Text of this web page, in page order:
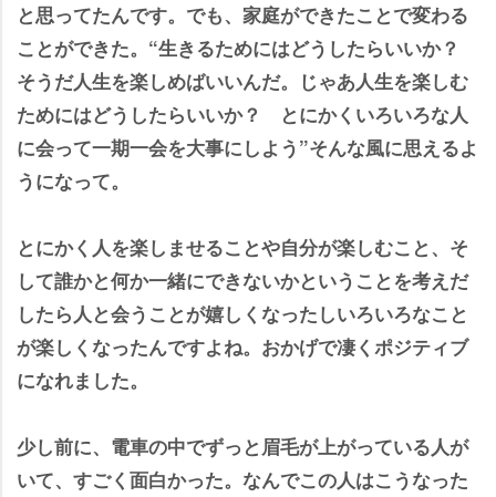
と思ってたんです。でも、家庭ができたことで変わる
ことができた。“生きるためにはどうしたらいいか？
そうだ人生を楽しめばいいんだ。じゃあ人生を楽しむ
ためにはどうしたらいいか？ とにかくいろいろな人
に会って一期一会を大事にしよう”そんな風に思えるよ
うになって。
とにかく人を楽しませることや自分が楽しむこと、そ
して誰かと何か一緒にできないかということを考えだ
したら人と会うことが嬉しくなったしいろいろなこと
が楽しくなったんですよね。おかげで凄くポジティブ
になれました。
少し前に、電車の中でずっと眉毛が上がっている人が
いて、すごく面白かった。なんでこの人はこうなった